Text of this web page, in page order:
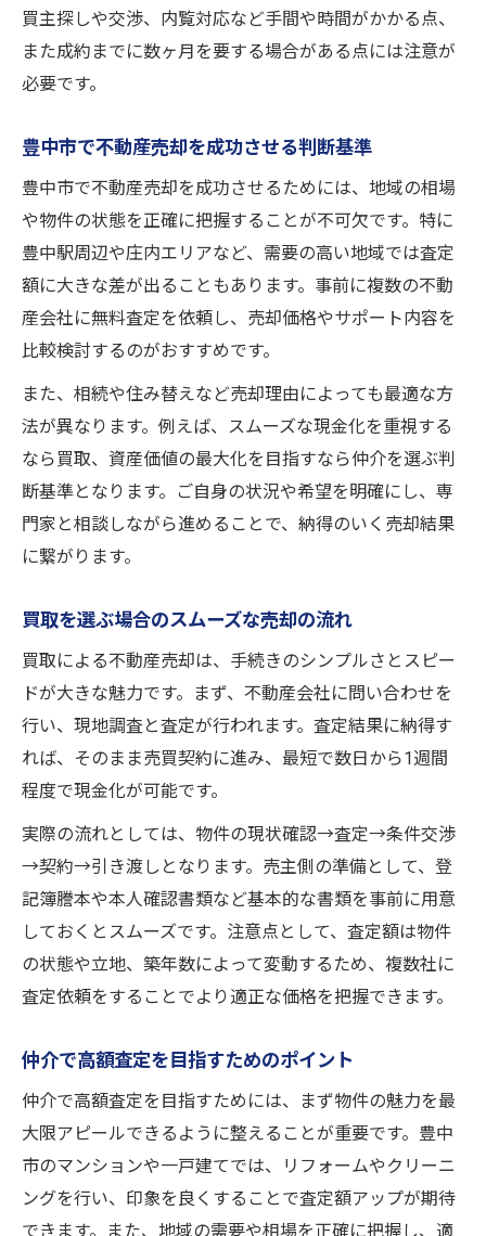
買主探しや交渉、内覧対応など手間や時間がかかる点、
また成約までに数ヶ月を要する場合がある点には注意が
必要です。
豊中市で不動産売却を成功させる判断基準
豊中市で不動産売却を成功させるためには、地域の相場
や物件の状態を正確に把握することが不可欠です。特に
豊中駅周辺や庄内エリアなど、需要の高い地域では査定
額に大きな差が出ることもあります。事前に複数の不動
産会社に無料査定を依頼し、売却価格やサポート内容を
比較検討するのがおすすめです。
また、相続や住み替えなど売却理由によっても最適な方
法が異なります。例えば、スムーズな現金化を重視する
なら買取、資産価値の最大化を目指すなら仲介を選ぶ判
断基準となります。ご自身の状況や希望を明確にし、専
門家と相談しながら進めることで、納得のいく売却結果
に繋がります。
買取を選ぶ場合のスムーズな売却の流れ
買取による不動産売却は、手続きのシンプルさとスピー
ドが大きな魅力です。まず、不動産会社に問い合わせを
行い、現地調査と査定が行われます。査定結果に納得す
れば、そのまま売買契約に進み、最短で数日から1週間
程度で現金化が可能です。
実際の流れとしては、物件の現状確認→査定→条件交渉
→契約→引き渡しとなります。売主側の準備として、登
記簿謄本や本人確認書類など基本的な書類を事前に用意
しておくとスムーズです。注意点として、査定額は物件
の状態や立地、築年数によって変動するため、複数社に
査定依頼をすることでより適正な価格を把握できます。
仲介で高額査定を目指すためのポイント
仲介で高額査定を目指すためには、まず物件の魅力を最
大限アピールできるように整えることが重要です。豊中
市のマンションや一戸建てでは、リフォームやクリーニ
ングを行い、印象を良くすることで査定額アップが期待
できます。また、地域の需要や相場を正確に把握し、適